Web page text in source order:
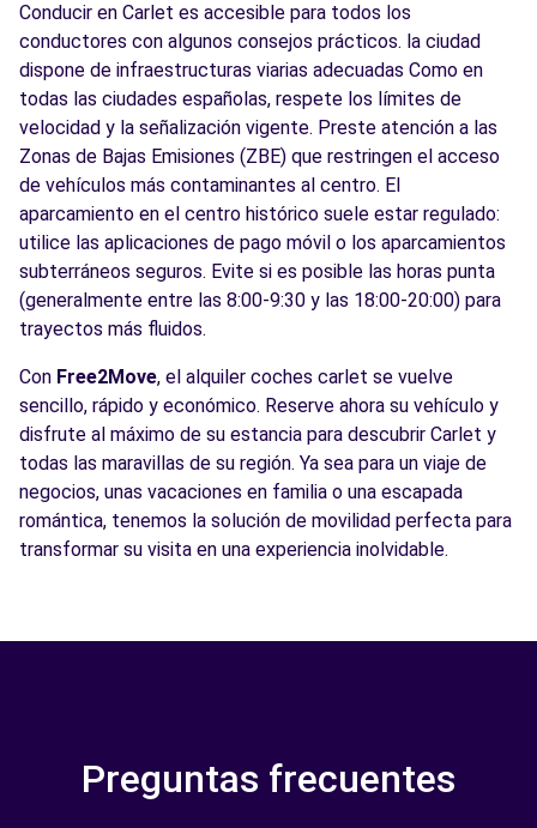
Conducir en Carlet es accesible para todos los
conductores con algunos consejos prácticos. la ciudad
dispone de infraestructuras viarias adecuadas Como en
todas las ciudades españolas, respete los límites de
velocidad y la señalización vigente. Preste atención a las
Zonas de Bajas Emisiones (ZBE) que restringen el acceso
de vehículos más contaminantes al centro. El
aparcamiento en el centro histórico suele estar regulado:
utilice las aplicaciones de pago móvil o los aparcamientos
subterráneos seguros. Evite si es posible las horas punta
(generalmente entre las 8:00-9:30 y las 18:00-20:00) para
trayectos más fluidos.
Con Free2Move, el alquiler coches carlet se vuelve
sencillo, rápido y económico. Reserve ahora su vehículo y
disfrute al máximo de su estancia para descubrir Carlet y
todas las maravillas de su región. Ya sea para un viaje de
negocios, unas vacaciones en familia o una escapada
romántica, tenemos la solución de movilidad perfecta para
transformar su visita en una experiencia inolvidable.
Preguntas frecuentes